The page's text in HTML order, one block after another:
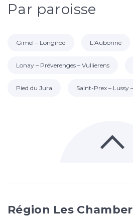
Par paroisse
Gimel – Longirod L'Aubonne
Lonay – Préverenges – Vullierens
Pied du Jura Saint-Prex – Lussy
Région Les